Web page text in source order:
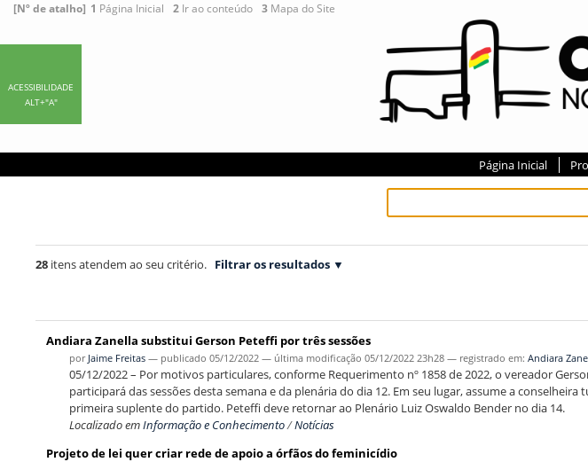
[Nº de atalho] 1 Página Inicial 2 Ir ao conteúdo 3 Mapa do Site
ACESSIBILIDADE
ALT+"A"
Página Inicial
28itens atendem ao seu critério. Filtrar os resultados
Andiara Zanella substitui Gerson Peteffi por três sessões
por Jaime Freitas — publicado 05/12/2022 — última modificação 05/12/2022 23h28 — registrado em: Andiara
05/12/2022 – Por motivos particulares, conforme Requerimento nº 1858 de 2022, o vereador
participará das sessões desta semana e da plenária do dia 12. Em seu lugar, assume a conselheira
primeira suplente do partido. Peteffi deve retornar ao Plenário Luiz Oswaldo Bender no dia 14.
Localizado emInformação e Conhecimento/Notícias
Projeto de lei quer criar rede de apoio a órfãos do feminicídio